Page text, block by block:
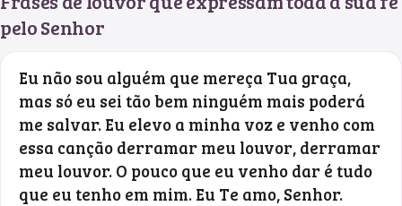
pelo Senhor
Eu não sou alguém que mereça Tua graça,
mas só eu sei tão bem ninguém mais poderá
me salvar. Eu elevo a minha voz e venho com
essa canção derramar meu louvor, derramar
meu louvor. O pouco que eu venho dar é tudo
que eu tenho em mim. Eu Te amo, Senhor.